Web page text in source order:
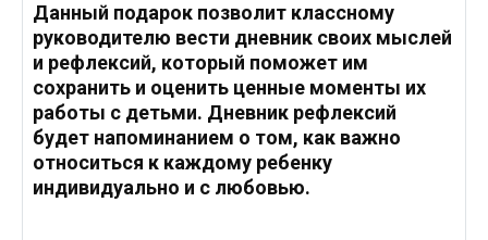
Данный подарок позволит классному
руководителю вести дневник своих мыслей
и рефлексий, который поможет им
сохранить и оценить ценные моменты их
работы с детьми. Дневник рефлексий
будет напоминанием о том, как важно
относиться к каждому ребенку
индивидуально и с любовью.